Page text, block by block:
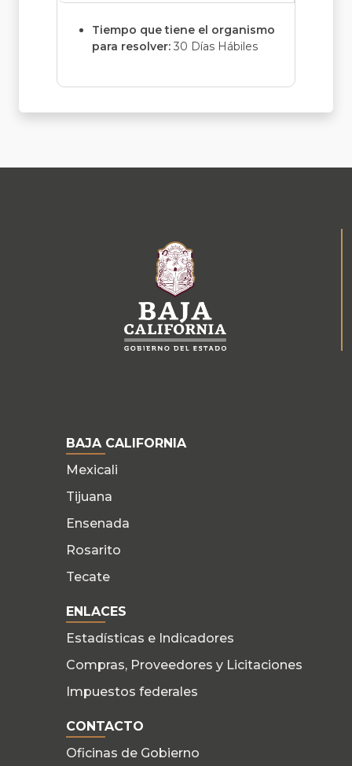
Tiempo que tiene el organismo
para resolver: 30 Días Hábiles
BAJA CALIFORNIA
Mexicali
Tijuana
Ensenada
Rosarito
Tecate
ENLACES
Estadísticas e Indicadores
Compras, Proveedores y Licitaciones
Impuestos federales
CONTACTO
Oficinas de Gobierno